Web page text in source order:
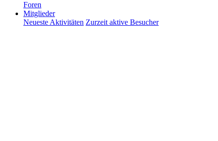
Foren
Mitglieder
Neueste Aktivitäten Zurzeit aktive Besucher